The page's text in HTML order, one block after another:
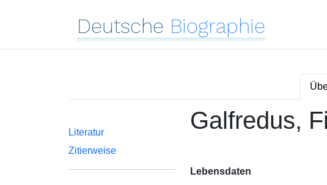
Deutsche Biographie
Literatur
Zitierweise
Galfredus,
Lebensdaten